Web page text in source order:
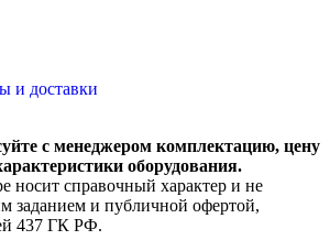
и доставки
с менеджером комплектацию, цену
оборудования.
носит справочный характер и не
заданием и публичной офертой,
437 ГК РФ.